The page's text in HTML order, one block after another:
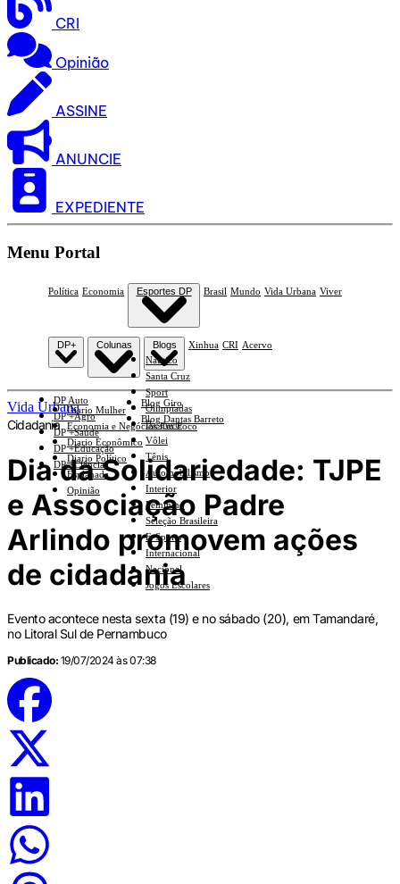
CRI
Opinião
ASSINE
ANUNCIE
EXPEDIENTE
Menu Portal
Política Economia Esportes DP
Náutico
Santa Cruz
Sport
Olimpíadas
Basquete
Vôlei
Tênis
Automobilismo
Interior
Feminino
Seleção Brasileira
E-Sports
Internacional
Nacional
Jogos Escolares
Brasil Mundo Vida Urbana Viver
DP+
DP Auto
DP +Agro
DP +Saúde
DP +Educação
DP +Ciências
Colunas
Diario Mulher
Economia e Negócios Em Foco
Diario Econômico
Diario Político
Esplanada
Opinião
Blogs
Blog Giro
Blog Dantas Barreto
Xinhua CRI Acervo
Vida Urbana
Cidadania
Dia da Solidariedade: TJPE
e Associação Padre
Arlindo promovem ações
de cidadania
Evento acontece nesta sexta (19) e no sábado (20), em Tamandaré,
no Litoral Sul de Pernambuco
Publicado: 19/07/2024 às 07:38